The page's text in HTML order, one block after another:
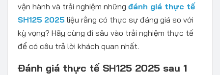
vận hành và trải nghiệm những đánh giá thực tế
SH125 2025 liệu rằng có thực sự đáng giá so với
kỳ vọng? Hãy cùng đi sâu vào trải nghiệm thực tế
để có câu trả lời khách quan nhất.
Đánh giá thực tế SH125 2025 sau 1